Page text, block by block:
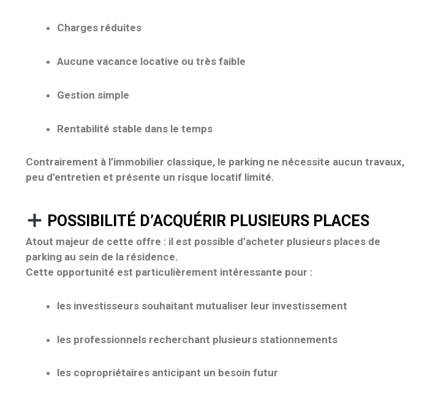
Charges réduites
Aucune vacance locative ou très faible
Gestion simple
Rentabilité stable dans le temps
Contrairement à l’immobilier classique, le parking ne nécessite aucun travaux,
peu d’entretien et présente un risque locatif limité.
POSSIBILITÉ D’ACQUÉRIR PLUSIEURS PLACES
Atout majeur de cette offre : il est possible d’acheter plusieurs places de
parking au sein de la résidence.
Cette opportunité est particulièrement intéressante pour :
les investisseurs souhaitant mutualiser leur investissement
les professionnels recherchant plusieurs stationnements
les copropriétaires anticipant un besoin futur